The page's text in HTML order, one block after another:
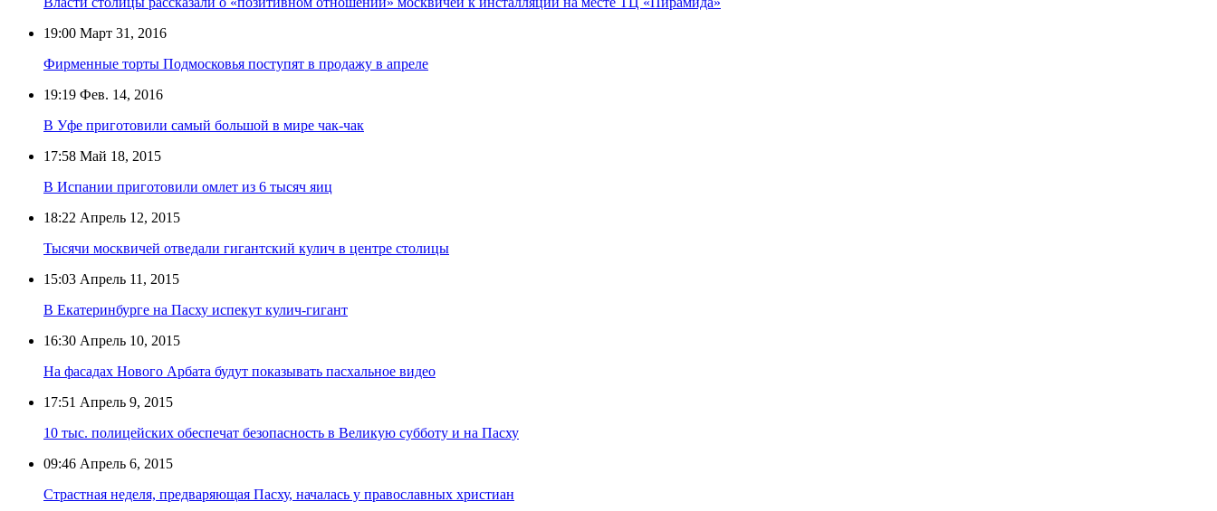
19:00 Март 31, 2016
Фирменные торты Подмосковья поступят в продажу в апреле
19:19 Фев. 14, 2016
В Уфе приготовили самый большой в мире чак-чак
17:58 Май 18, 2015
В Испании приготовили омлет из 6 тысяч яиц
18:22 Апрель 12, 2015
Тысячи москвичей отведали гигантский кулич в центре столицы
15:03 Апрель 11, 2015
В Екатеринбурге на Пасху испекут кулич-гигант
16:30 Апрель 10, 2015
На фасадах Нового Арбата будут показывать пасхальное видео
17:51 Апрель 9, 2015
10 тыс. полицейских обеспечат безопасность в Великую субботу и на Пасху
09:46 Апрель 6, 2015
Страстная неделя, предваряющая Пасху, началась у православных христиан